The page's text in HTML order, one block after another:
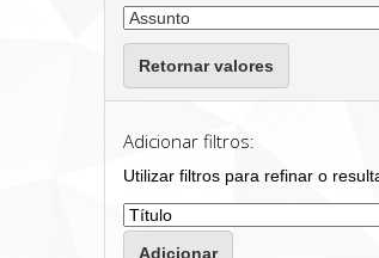
Retornar valores
Adicionar filtros:
Utilizar filtros para refinar o